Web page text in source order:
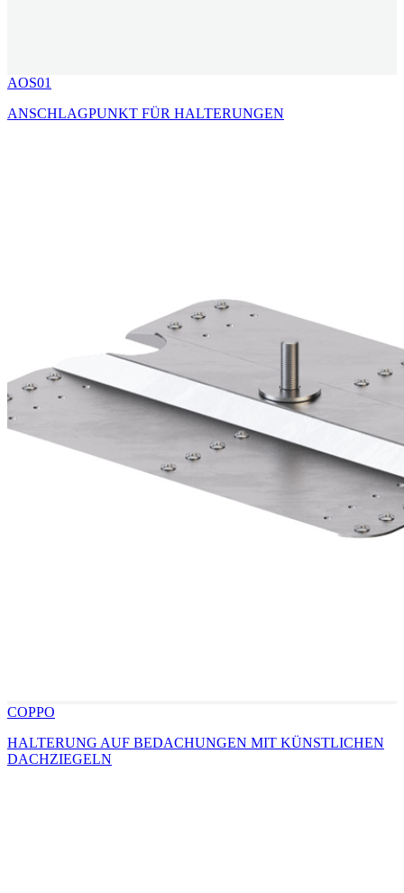
AOS01
ANSCHLAGPUNKT FÜR HALTERUNGEN
COPPO
HALTERUNG AUF BEDACHUNGEN MIT KÜNSTLICHEN
DACHZIEGELN